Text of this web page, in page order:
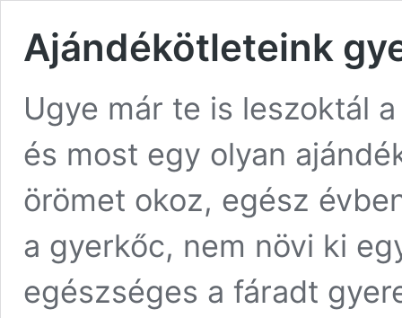
Ajándékötleteink
Ugye már te is leszoktál
és most egy olyan
örömet okoz, egész
a gyerkőc, nem növi ki
egészséges a fáradt